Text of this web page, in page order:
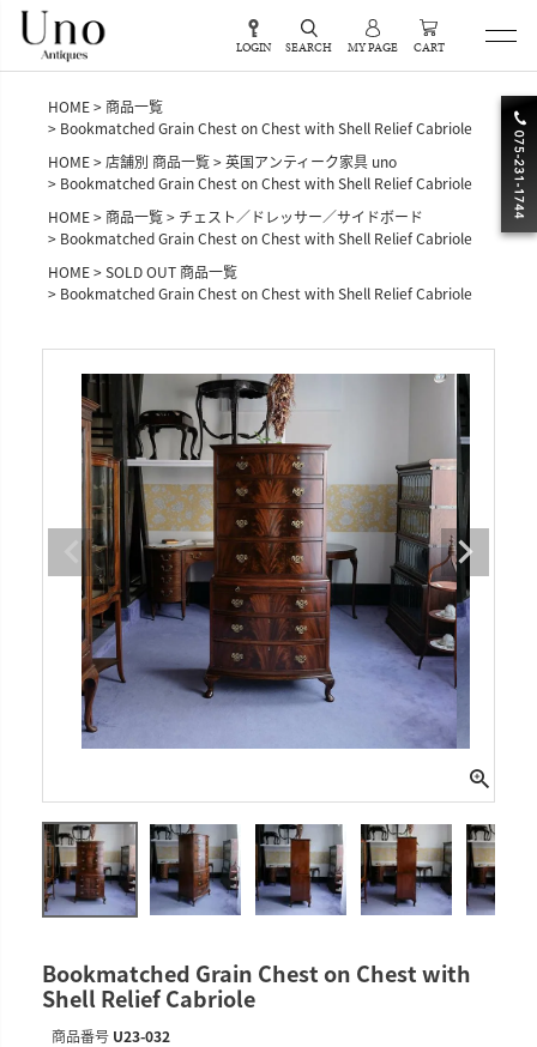
LOGIN SEARCH MY PAGE CART
HOME
商品一覧
Bookmatched Grain Chest on Chest with Shell Relief Cabriole
HOME
店舗別 商品一覧
英国アンティーク家具 uno
Bookmatched Grain Chest on Chest with Shell Relief Cabriole
HOME
商品一覧
チェスト／ドレッサー／サイドボード
Bookmatched Grain Chest on Chest with Shell Relief Cabriole
HOME
SOLD OUT 商品一覧
Bookmatched Grain Chest on Chest with Shell Relief Cabriole
Bookmatched Grain Chest on Chest with
Shell Relief Cabriole
商品番号 U23-032